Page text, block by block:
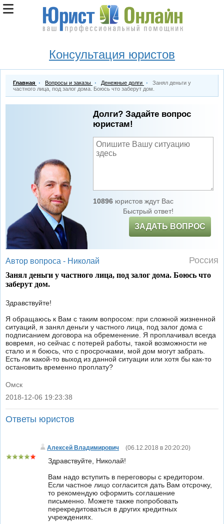
Консультация юристов
Главная Вопросы и заказы Денежные долги
Занял деньги у
частного лица, под залог дома. Боюсь что заберут дом.
Долги? Задайте вопрос
юристам!
10896юристов ждут Вас
Быстрый ответ!
ЗАДАТЬ ВОПРОС
Автор вопроса - Николай Россия
Занял деньги у частного лица, под залог дома. Боюсь что
заберут дом.
Здравствуйте!
Я обращаюсь к Вам с таким вопросом: при сложной жизненной
ситуаций, я занял деньги у частного лица, под залог дома с
подписанием договора на обременение. Я проплачивал всегда
вовремя, но сейчас с потерей работы, такой возможности не
стало и я боюсь, что с просрочками, мой дом могут забрать.
Есть ли какой-то выход из данной ситуации или хотя бы как-то
остановить временно проплату?
Омск
|
2018-12-06 19:23:38
Ответы юристов
Алексей Владимирович (06.12.2018 в 20:20:20)
Здравствуйте, Николай!
Вам надо вступить в переговоры с кредитором.
Если частное лицо согласится дать Вам отсрочку,
то рекомендую оформить соглашение
письменно. Можете также попробовать
перекредитоваться в других кредитных
учреждениях.